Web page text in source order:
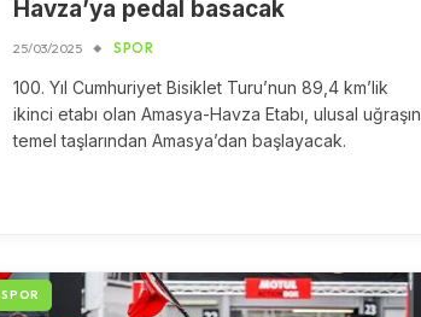
Havza’ya pedal basacak
25/03/2025 SPOR
100. Yıl Cumhuriyet Bisiklet Turu’nun 89,4 km’lik
ikinci etabı olan Amasya-Havza Etabı, ulusal uğraşın
temel taşlarından Amasya’dan başlayacak.
SPOR